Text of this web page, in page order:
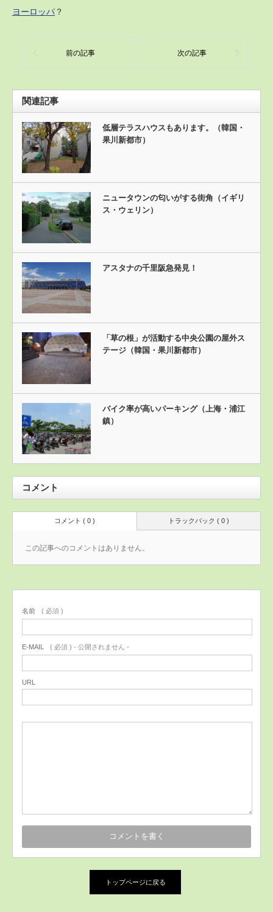
ヨーロッパ ？
前の記事 次の記事
関連記事
低層テラスハウスもあります。（韓国・
果川新都市）
ニュータウンの匂いがする街角（イギリ
ス・ウェリン）
アスタナの千里阪急発見！
「草の根」が活動する中央公園の屋外ス
テージ（韓国・果川新都市）
バイク率が高いパーキング（上海・浦江
鎮）
コメント
トラックバック ( 0 )
コメント ( 0 )
この記事へのコメントはありません。
名前 ( 必須 )
E-MAIL ( 必須 ) - 公開されません -
URL
トップページに戻る